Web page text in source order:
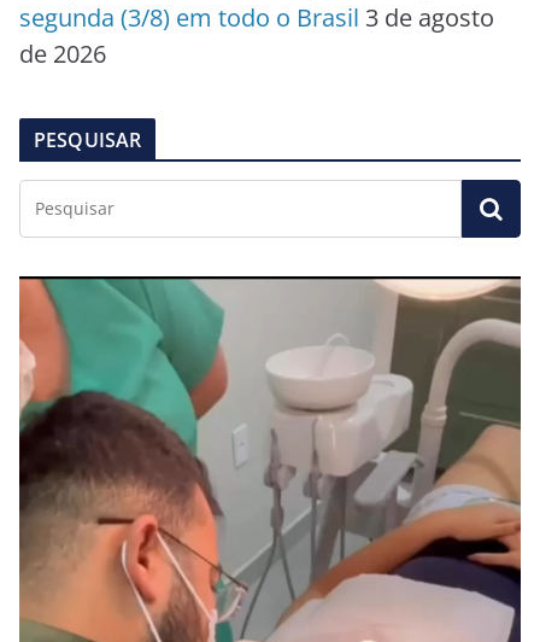
segunda (3/8) em todo o Brasil 3 de agosto
de 2026
PESQUISAR